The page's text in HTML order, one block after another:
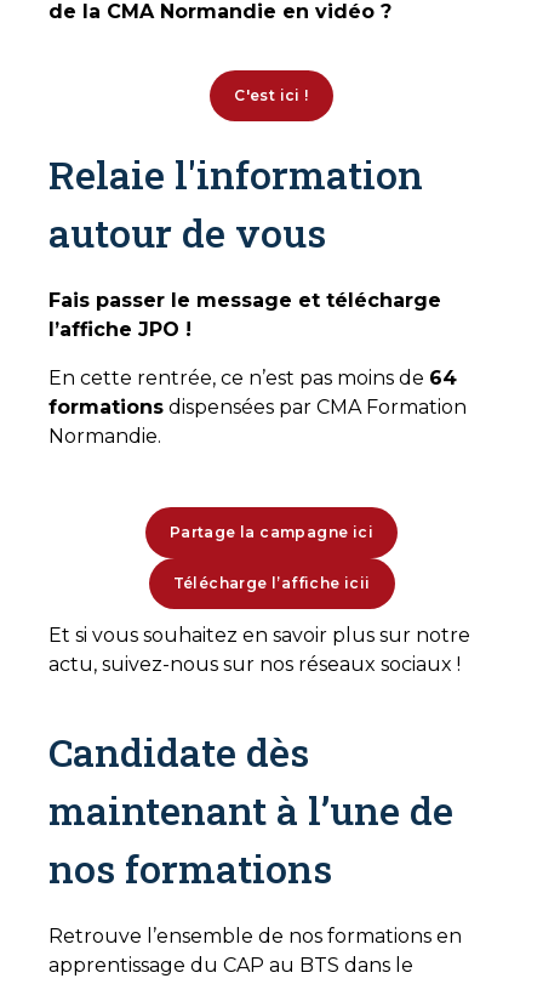
de la CMA Normandie en vidéo ?
C'est ici !
Relaie l'information
autour de vous
Fais passer le message et télécharge
l’affiche JPO !
En cette rentrée, ce n’est pas moins de 64
formations dispensées par CMA Formation
Normandie.
Partage la campagne ici
Télécharge l’affiche icii
Et si vous souhaitez en savoir plus sur notre
actu, suivez-nous sur nos réseaux sociaux !
Candidate dès
maintenant à l’une de
nos formations
Retrouve l’ensemble de nos formations en
apprentissage du CAP au BTS dans le